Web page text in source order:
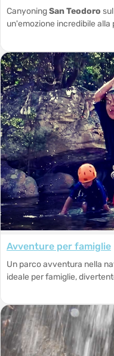
CanyoningSan Teodoro
un'emozione incredibile
Avventure per famiglie
Un parco avventura nella
ideale per famiglie,